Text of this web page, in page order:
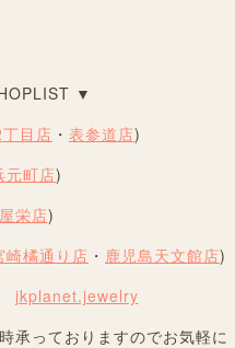
▼
目店 ・ 表参道店)
元町店)
栄店)
崎橘通り店 ・ 鹿児島天文館店)
jkplanet.jewelry
承っておりますのでお気軽に